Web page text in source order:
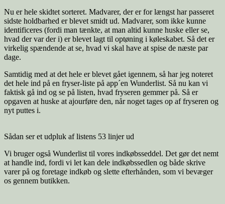
Nu er hele skidtet sorteret. Madvarer, der er for længst har passeret
sidste holdbarhed er blevet smidt ud. Madvarer, som ikke kunne
identificeres (fordi man tænkte, at man altid kunne huske eller se,
hvad der var der i) er blevet lagt til optøning i køleskabet. Så det er
virkelig spændende at se, hvad vi skal have at spise de næste par
dage.
Samtidig med at det hele er blevet gået igennem, så har jeg noteret
det hele ind på en fryser-liste på app´en Wunderlist. Så nu kan vi
faktisk gå ind og se på listen, hvad fryseren gemmer på. Så er
opgaven at huske at ajourføre den, når noget tages op af fryseren og
nyt puttes i.
Sådan ser et udpluk af listens 53 linjer ud
Vi bruger også Wunderlist til vores indkøbsseddel. Det gør det nemt
at handle ind, fordi vi let kan dele indkøbssedlen og både skrive
varer på og foretage indkøb og slette efterhånden, som vi bevæger
os gennem butikken.